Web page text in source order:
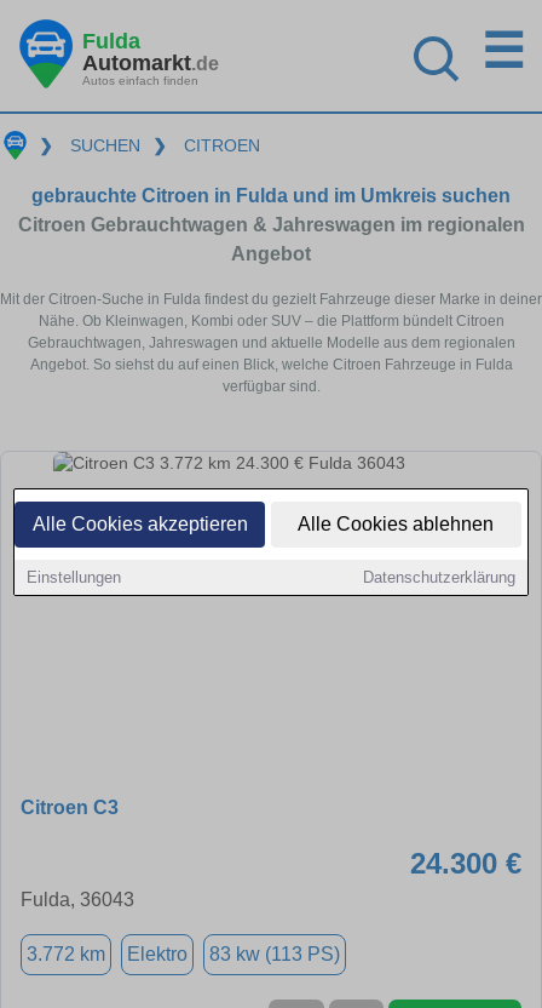
Alle Cookies akzeptieren Alle Cookies ablehnen
Einstellungen Datenschutzerklärung
Fulda
Automarkt.de
Autos einfach finden
☰
❯ SUCHEN ❯ CITROEN
gebrauchte Citroen in Fulda und im Umkreis suchen
Citroen Gebrauchtwagen & Jahreswagen im regionalen
Angebot
Mit der Citroen-Suche in Fulda findest du gezielt Fahrzeuge dieser Marke in deiner
Nähe. Ob Kleinwagen, Kombi oder SUV – die Plattform bündelt Citroen
Gebrauchtwagen, Jahreswagen und aktuelle Modelle aus dem regionalen
Angebot. So siehst du auf einen Blick, welche Citroen Fahrzeuge in Fulda
verfügbar sind.
Citroen C3
24.300 €
Fulda, 36043
3.772 km Elektro 83 kw (113 PS)